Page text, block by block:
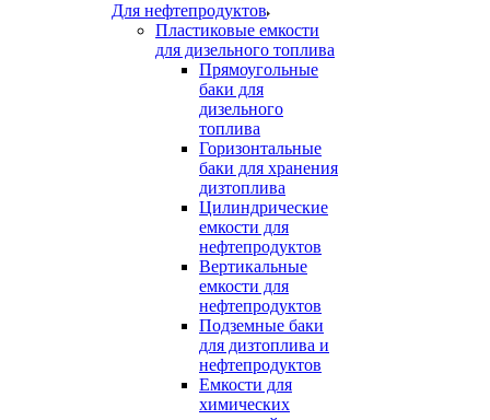
Для нефтепродуктов
Пластиковые емкости
для дизельного топлива
Прямоугольные
баки для
дизельного
топлива
Горизонтальные
баки для хранения
дизтоплива
Цилиндрические
емкости для
нефтепродуктов
Вертикальные
емкости для
нефтепродуктов
Подземные баки
для дизтоплива и
нефтепродуктов
Емкости для
химических